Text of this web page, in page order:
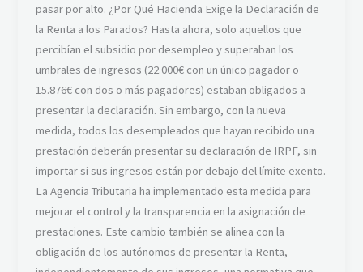
pasar por alto. ¿Por Qué Hacienda Exige la Declaración de
la Renta a los Parados? Hasta ahora, solo aquellos que
percibían el subsidio por desempleo y superaban los
umbrales de ingresos (22.000€ con un único pagador o
15.876€ con dos o más pagadores) estaban obligados a
presentar la declaración. Sin embargo, con la nueva
medida, todos los desempleados que hayan recibido una
prestación deberán presentar su declaración de IRPF, sin
importar si sus ingresos están por debajo del límite exento.
La Agencia Tributaria ha implementado esta medida para
mejorar el control y la transparencia en la asignación de
prestaciones. Este cambio también se alinea con la
obligación de los autónomos de presentar la Renta,